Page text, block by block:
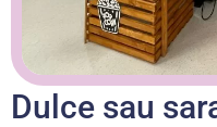
Dulce sau